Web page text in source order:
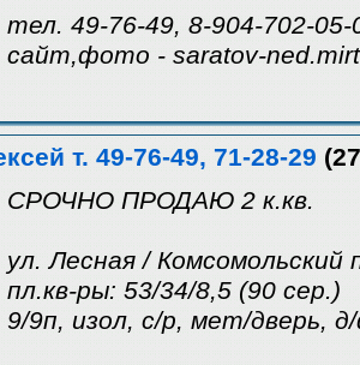
тел. 49-76-49, 8-904-702-05-
сайт,фото - saratov-
т. 49-76-49, 71-28-29
СРОЧНО ПРОДАЮ 2 к.кв.
ул. Лесная / Комсомольский
пл.кв-ры: 53/34/8,5 (90 сер.)
9/9п, изол, с/р, мет/